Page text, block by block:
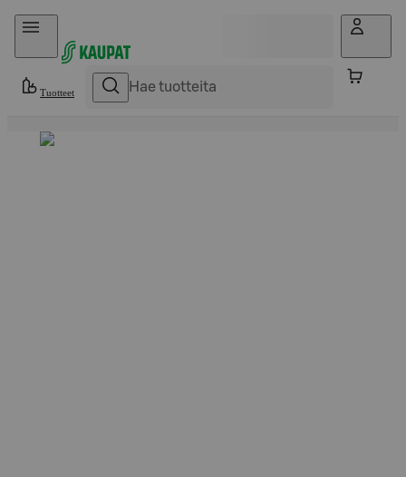
Hyppää sisältöön
Tuotteet